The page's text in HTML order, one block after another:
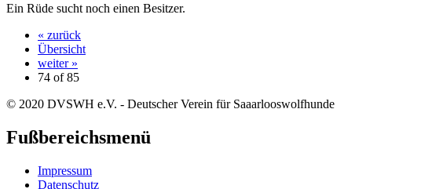
Ein Rüde sucht noch einen Besitzer.
« zurück
Übersicht
weiter »
74 of85
© 2020 DVSWH e.V. - Deutscher Verein für Saaarlooswolfhunde
Fußbereichsmenü
Impressum
Datenschutz